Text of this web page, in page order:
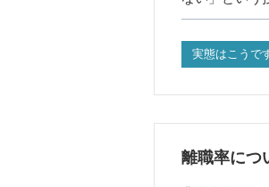
実態はこうで
離職率につ